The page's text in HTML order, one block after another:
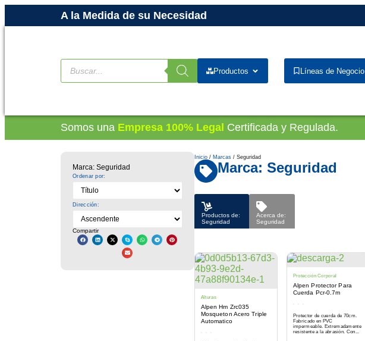
A la Medida de su Necesidad
Productos Líneas de Negocio
Somos una Empresa 100% Legal Certificada y Regulada.
Marca: Seguridad
Ordenar por:
Dirección:
Compartir
Inicio/ Marcas/ Seguridad
Marca: Seguridad
Productos de:
Seguridad
Acerca de:
Seguridad
Alturas
Alpen Hm Zrc035
Mosqueton Acero Triple
Automatico
Protección Corporal
Alpen Protector Para
Cuerda Pcr-0.7m
Protector de cuerda de 70cm.
Fabricado en PVC
impermeable. Extremadamente
resistente a la abrasión. Con...